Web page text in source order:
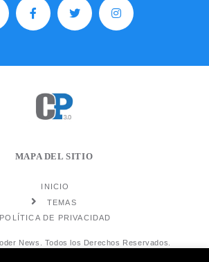
MAPA DEL SITIO
INICIO
TEMAS
POLÍTICA DE PRIVACIDAD
News. Todos los Derechos Reservados.